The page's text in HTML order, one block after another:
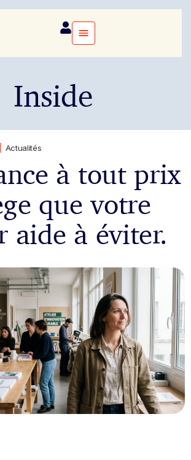
Inside
Actualités
à tout prix
que votre
aide à éviter.